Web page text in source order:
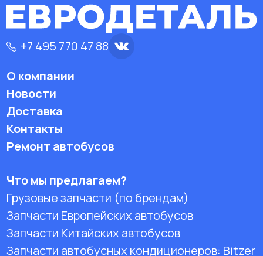
+7 495 770 47 88
О компании
Новости
Доставка
Контакты
Ремонт автобусов
Что мы предлагаем?
Грузовые запчасти (по брендам)
Запчасти Европейских автобусов
Запчасти Китайских автобусов
Запчасти автобусных кондиционеров: Bitzer